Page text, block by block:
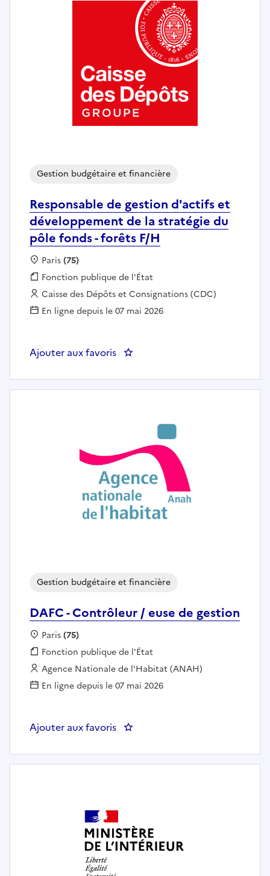
Responsable de gestion d'actifs et
développement de la stratégie du
pôle fonds - forêts F/H
Gestion budgétaire et financière
Localisation :
Paris(75)
Fonction publique :
Fonction publique de l'État
Employeur :
Caisse des Dépôts et Consignations (CDC)
En ligne depuis le 07 mai 2026
Ajouter aux favoris : Responsable de gestion
DAFC - Contrôleur / euse de gestion
Gestion budgétaire et financière
Localisation :
Paris(75)
Fonction publique :
Fonction publique de l'État
Employeur :
Agence Nationale de l'Habitat (ANAH)
En ligne depuis le 07 mai 2026
Ajouter aux favoris : DAFC - Contrôleur / euse de